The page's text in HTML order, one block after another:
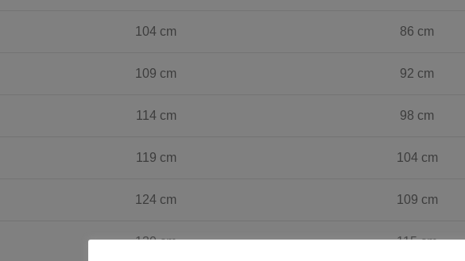
104 cm 86 cm
109 cm 92 cm
114 cm 98 cm
119 cm 104 cm
124 cm 109 cm
130 cm 115 cm